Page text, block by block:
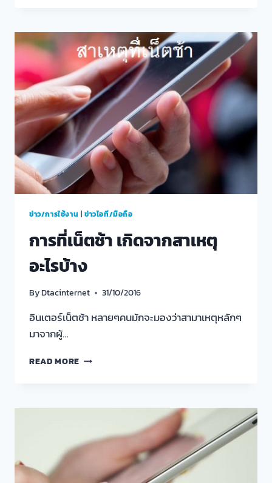
แรง
เต็ม
สปีด
+
ไอ
เทม
พิเศษ
เกมส์
FREE
FIRE
ข่าว/การใช้งาน | ข่าวไอที/มือถือ
การที่เน็ตช้า เกิดจากสาเหตุ
อะไรบ้าง
ByDtacinternet 31/10/2016
อินเตอร์เน็ตช้า หลายๆคนมักจะมองว่าสามาเหตุหลักๆ
มาจากผู้…
READ MORE การ
เกิด
สาเหตุ
อะไร